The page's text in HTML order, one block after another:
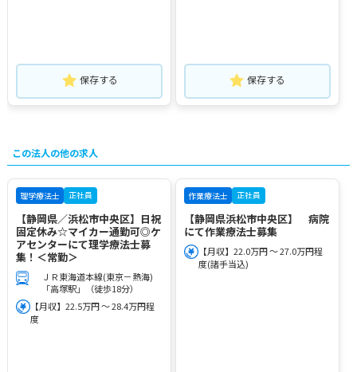
保存する 保存する
この法人の他の求人
理学療法士 正社員
【静岡県／浜松市中央区】日祝
固定休み☆マイカー通勤可◎ケ
アセンターにて理学療法士募
集！＜常勤＞
ＪＲ東海道本線(東京－熱海)
「高塚駅」（徒歩18分）
【月収】22.5万円 ～ 28.4万円程
度
作業療法士 正社員
【静岡県浜松市中央区】 病院
にて作業療法士募集
【月収】22.0万円 ～ 27.0万円程
度(諸手当込)